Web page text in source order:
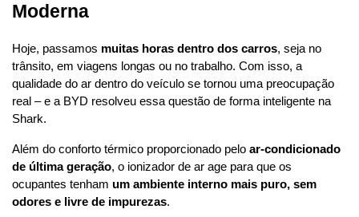
Moderna
Hoje, passamos muitas horas dentro dos carros, seja no
trânsito, em viagens longas ou no trabalho. Com isso, a
qualidade do ar dentro do veículo se tornou uma preocupação
real – e a BYD resolveu essa questão de forma inteligente na
Shark.
Além do conforto térmico proporcionado pelo ar-condicionado
de última geração, o ionizador de ar age para que os
ocupantes tenham um ambiente interno mais puro, sem
odores e livre de impurezas.